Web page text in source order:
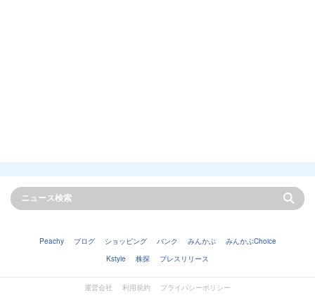
Peachy ブログ ショッピング バンク みんかぶ
みんかぶChoice
Kstyle
株探 プレスリリース
運営会社 利用規約
プライバシーポリシー